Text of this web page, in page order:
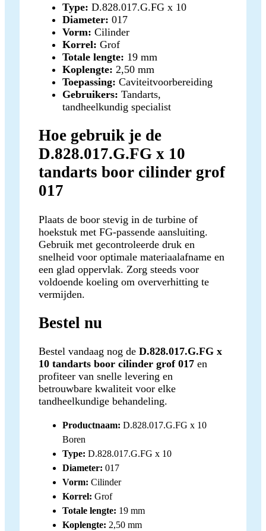
Type: D.828.017.G.FG x 10
Diameter: 017
Vorm: Cilinder
Korrel: Grof
Totale lengte: 19 mm
Koplengte: 2,50 mm
Toepassing: Caviteitvoorbereiding
Gebruikers: Tandarts,
tandheelkundig specialist
Hoe gebruik je de
D.828.017.G.FG x 10
tandarts boor cilinder grof
017
Plaats de boor stevig in de turbine of
hoekstuk met FG-passende aansluiting.
Gebruik met gecontroleerde druk en
snelheid voor optimale materiaalafname en
een glad oppervlak. Zorg steeds voor
voldoende koeling om oververhitting te
vermijden.
Bestel nu
Bestel vandaag nog de D.828.017.G.FG x
10 tandarts boor cilinder grof 017 en
profiteer van snelle levering en
betrouwbare kwaliteit voor elke
tandheelkundige behandeling.
Productnaam: D.828.017.G.FG x 10
Boren
Type: D.828.017.G.FG x 10
Diameter: 017
Vorm: Cilinder
Korrel: Grof
Totale lengte: 19 mm
Koplengte: 2,50 mm